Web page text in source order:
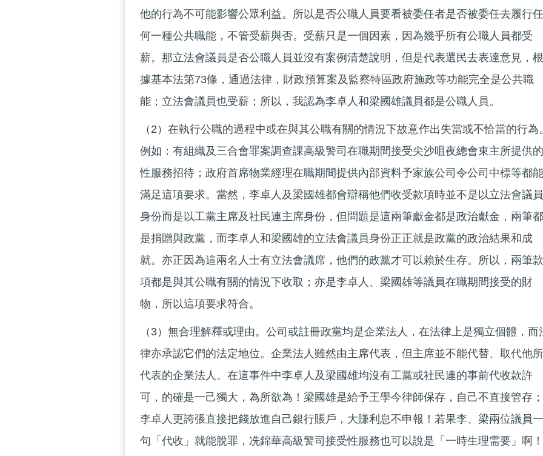
他的行為不可能影響公眾利益。所以是否公職人員要看被委任者是否被委任去履行任
何一種公共職能，不管受薪與否。受薪只是一個因素，因為幾乎所有公職人員都受
薪。那立法會議員是否公職人員並沒有案例清楚說明，但是代表選民去表達意見，根
據基本法第73條，通過法律，財政預算案及監察特區政府施政等功能完全是公共職
能；立法會議員也受薪；所以，我認為李卓人和梁國雄議員都是公職人員。
（2）在執行公職的過程中或在與其公職有關的情況下故意作出失當或不恰當的行為。
例如：有組織及三合會罪案調查課高級警司在職期間接受尖沙咀夜總會東主所提供的
性服務招待；政府首席物業經理在職期間提供內部資料予家族公司令公司中標等都能
滿足這項要求。當然，李卓人及梁國雄都會辯稱他們收受款項時並不是以立法會議員
身份而是以工黨主席及社民連主席身份，但問題是這兩筆獻金都是政治獻金，兩筆都
是捐贈與政黨，而李卓人和梁國雄的立法會議員身份正正就是政黨的政治結果和成
就。亦正因為這兩名人士有立法會議席，他們的政黨才可以賴於生存。所以，兩筆款
項都是與其公職有關的情況下收取；亦是李卓人、梁國雄等議員在職期間接受的財
物，所以這項要求符合。
（3）無合理解釋或理由。公司或註冊政黨均是企業法人，在法律上是獨立個體，而
律亦承認它們的法定地位。企業法人雖然由主席代表，但主席並不能代替、取代他所
代表的企業法人。在這事件中李卓人及梁國雄均沒有工黨或社民連的事前代收款許
可，的確是一己獨大，為所欲為！梁國雄是給予王學今律師保存，自己不直接管存；
李卓人更誇張直接把錢放進自己銀行賬戶，大賺利息不申報！若果李、梁兩位議員一
句「代收」就能脫罪，冼錦華高級警司接受性服務也可以說是「一時生理需要」啊！